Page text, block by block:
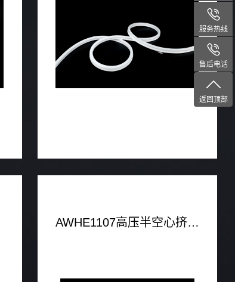
AWHE1107高压半空心挤塑防水软条
服务热线
售后电话
返回顶部